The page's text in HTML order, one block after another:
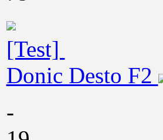
[Test]
Donic Desto F2
-